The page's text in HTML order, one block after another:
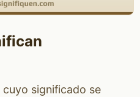
cuyo significado se